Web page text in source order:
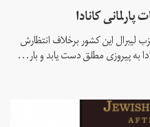
کانادا
لیبرال این کشور برخلاف انتظارش
به پیروزی مطلق دست یابد و بار...